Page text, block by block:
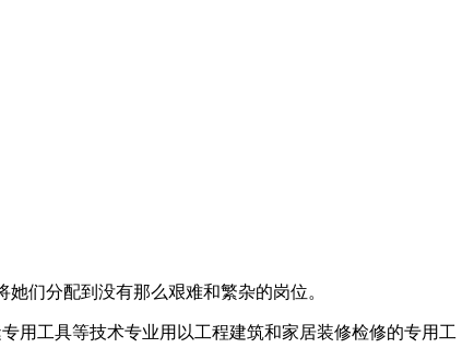
们分配到没有那么艰难和繁杂的岗位。
用工具等技术专业用以工程建筑和家居装修检修的专用工